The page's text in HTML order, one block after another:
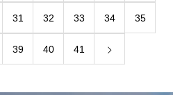
31 32 33 34 35
39 40 41